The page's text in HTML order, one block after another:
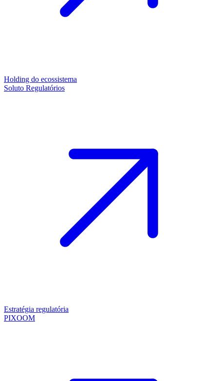
Holding do ecossistema
Soluto Regulatórios
Estratégia regulatória
PIXOOM